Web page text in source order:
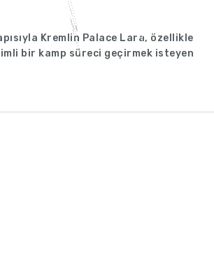
Kremlin Palace Lara, özellikle
bir kamp süreci geçirmek isteyen